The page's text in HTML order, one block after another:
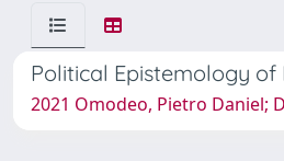
Political Epistemology
2021 Omodeo, Pietro Daniel;